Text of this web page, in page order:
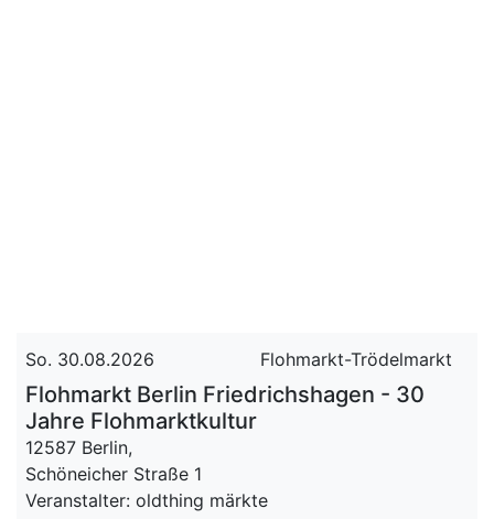
So. 30.08.2026 Flohmarkt-Trödelmarkt
Flohmarkt Berlin Friedrichshagen - 30
Jahre Flohmarktkultur
12587 Berlin,
Schöneicher Straße 1
Veranstalter: oldthing märkte